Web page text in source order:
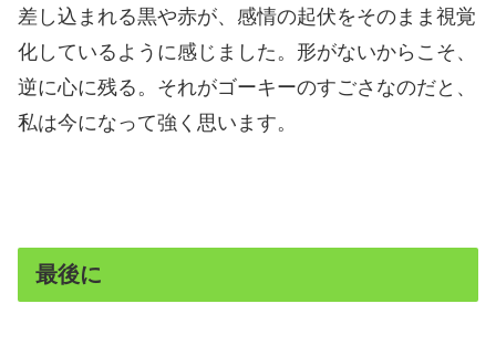
差し込まれる黒や赤が、感情の起伏をそのまま視覚
化しているように感じました。形がないからこそ、
逆に心に残る。それがゴーキーのすごさなのだと、
私は今になって強く思います。
最後に